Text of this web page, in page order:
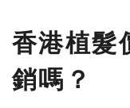
香港植髮
銷嗎？